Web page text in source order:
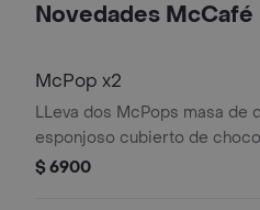
Novedades McCafé
McPop x2
LLeva dos McPops masa de
esponjoso cubierto de
$ 6900